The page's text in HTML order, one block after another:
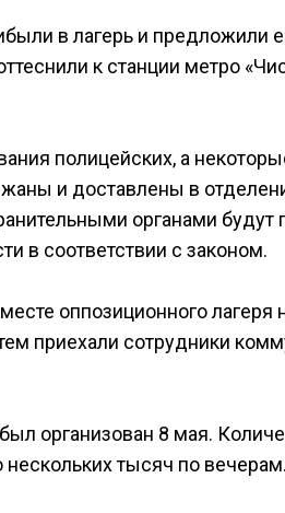
в лагерь и предложили
к станции метро
полицейских, а
и доставлены в
органами
в соответствии с законом.
оппозиционного
приехали сотрудники
организован 8 мая.
тысяч по вечерам.